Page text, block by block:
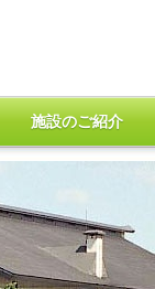
施設のご紹介